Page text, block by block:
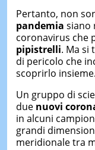
Pertanto, non
pandemia siano
coronavirus che
pipistrelli. Ma si
di pericolo che
scoprirlo insieme.
Un gruppo di
due nuovi
in alcuni
grandi
meridionale tra